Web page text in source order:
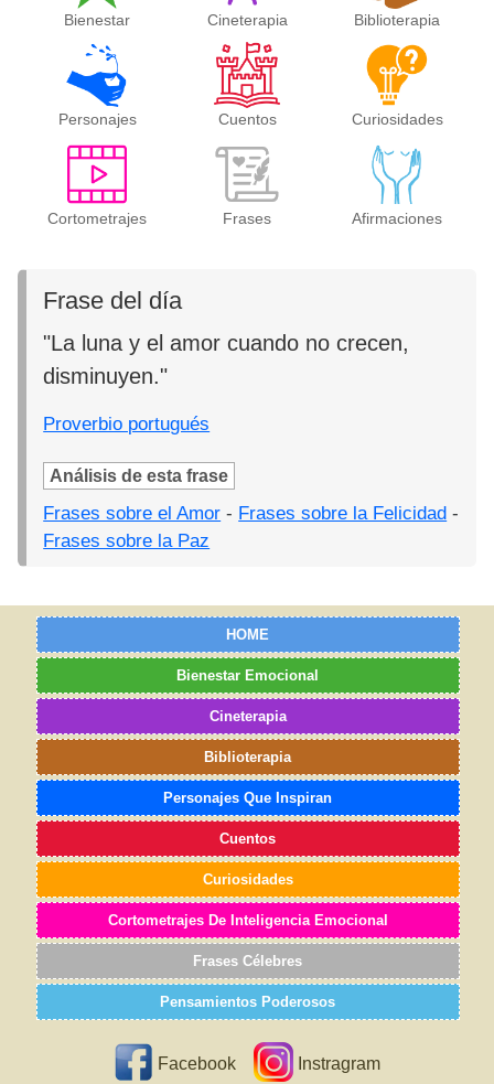
Bienestar Cineterapia Biblioterapia
Personajes Cuentos Curiosidades
Cortometrajes Frases Afirmaciones
Frase del día
"La luna y el amor cuando no crecen,
disminuyen."
Proverbio portugués
Análisis de esta frase
Frases sobre el Amor - Frases sobre la Felicidad -
Frases sobre la Paz
HOME
Bienestar Emocional
Cineterapia
Biblioterapia
Personajes Que Inspiran
Cuentos
Curiosidades
Cortometrajes De Inteligencia Emocional
Frases Célebres
Pensamientos Poderosos
Facebook Instragram